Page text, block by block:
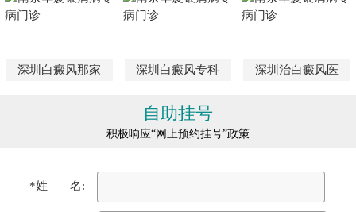
深圳白癜风那家 深圳白癜风专科 深圳治白癜风医
自助挂号
积极响应“网上预约挂号”政策
*姓 名: